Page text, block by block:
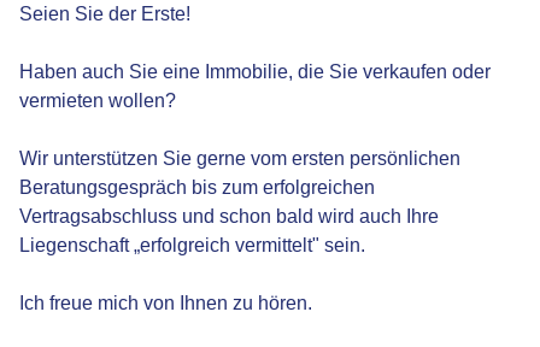
Seien Sie der Erste!
Haben auch Sie eine Immobilie, die Sie verkaufen oder
vermieten wollen?
Wir unterstützen Sie gerne vom ersten persönlichen
Beratungsgespräch bis zum erfolgreichen
Vertragsabschluss und schon bald wird auch Ihre
Liegenschaft „erfolgreich vermittelt" sein.
Ich freue mich von Ihnen zu hören.